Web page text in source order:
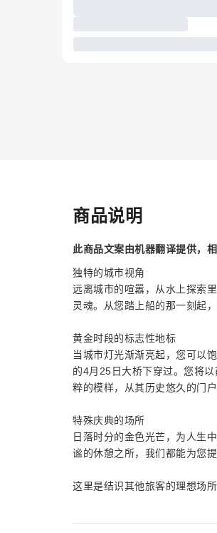
商品说明
此商品文案由机器翻译提供，
独特的城市视角
远离城市的喧嚣，从水上探索
灵魂。从您踏上船的那一刻起
黄金时段的标志性地标
当城市灯光渐渐亮起，您可以
的4月25日大桥下穿过。您将
粹的模样，从其历史悠久的
特殊庆典的场所
日落时分的金色光芒，为人生
谧的休憩之所，我们都能为您
这里是结识其他旅客的理想场